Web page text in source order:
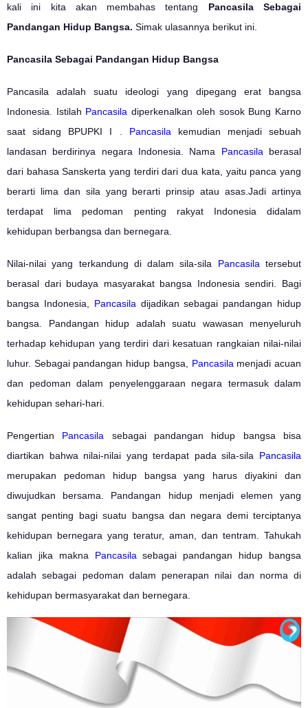
kali ini kita akan membahas tentang Pancasila Sebagai
Pandangan Hidup Bangsa. Simak ulasannya berikut ini.
Pancasila Sebagai Pandangan Hidup Bangsa
Pancasila adalah suatu ideologi yang dipegang erat bangsa
Indonesia. Istilah Pancasila diperkenalkan oleh sosok Bung Karno
saat sidang BPUPKI I . Pancasila kemudian menjadi sebuah
landasan berdirinya negara Indonesia. Nama Pancasila berasal
dari bahasa Sanskerta yang terdiri dari dua kata, yaitu panca yang
berarti lima dan sila yang berarti prinsip atau asas.Jadi artinya
terdapat lima pedoman penting rakyat Indonesia didalam
kehidupan berbangsa dan bernegara.
Nilai-nilai yang terkandung di dalam sila-sila Pancasila tersebut
berasal dari budaya masyarakat bangsa Indonesia sendiri. Bagi
bangsa Indonesia, Pancasila dijadikan sebagai pandangan hidup
bangsa. Pandangan hidup adalah suatu wawasan menyeluruh
terhadap kehidupan yang terdiri dari kesatuan rangkaian nilai-nilai
luhur. Sebagai pandangan hidup bangsa, Pancasila menjadi acuan
dan pedoman dalam penyelenggaraan negara termasuk dalam
kehidupan sehari-hari.
Pengertian Pancasila sebagai pandangan hidup bangsa bisa
diartikan bahwa nilai-nilai yang terdapat pada sila-sila Pancasila
merupakan pedoman hidup bangsa yang harus diyakini dan
diwujudkan bersama. Pandangan hidup menjadi elemen yang
sangat penting bagi suatu bangsa dan negara demi terciptanya
kehidupan bernegara yang teratur, aman, dan tentram. Tahukah
kalian jika makna Pancasila sebagai pandangan hidup bangsa
adalah sebagai pedoman dalam penerapan nilai dan norma di
kehidupan bermasyarakat dan bernegara.